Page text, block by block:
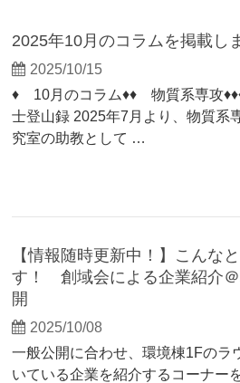
2025年10月のコラムを掲載し
2025/10/15
♦ 10月のコラム♦♦ 物質系専攻
士登山録 2025年7月より、物質系
究室の助教として …
【情報随時更新中！】こんな
す！ 創域会による企業紹介
開
2025/10/08
一般公開に合わせ、環境棟1Fのラ
いている企業を紹介するコーナー